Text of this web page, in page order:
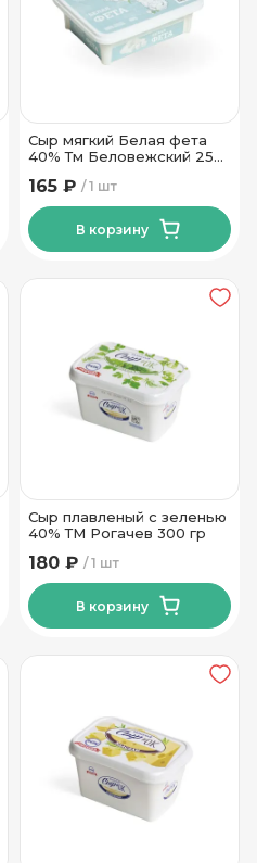
Сыр мягкий Белая фета
40% Тм Беловежский 250
1 шт
165 ₽
В корзину
Сыр плавленый с зеленью
40% ТМ Рогачев 300 гр
1 шт
180 ₽
В корзину